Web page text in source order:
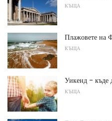
КЪЩА
Плажовете на
КЪЩА
Уикенд - къде
КЪЩА